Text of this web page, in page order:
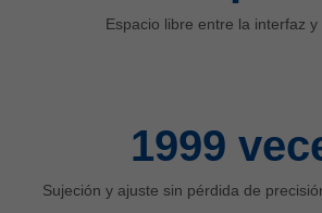
Espacio libre entre la interfaz y
2000
Sujeción y ajuste sin pérdida de